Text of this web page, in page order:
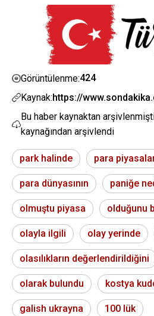
Görüntülenme:424
Kaynak:https://
Bu haber kaynaktan
kaynağından arşivlendi
park halinde para
para dünyasının paniğe
olmuştu piyasa olduğunu
olayla ilgili olay yerinde
olasılıkların değerlendirildiğini
olarak bulundu kostya
galish ukrayna 100 lük